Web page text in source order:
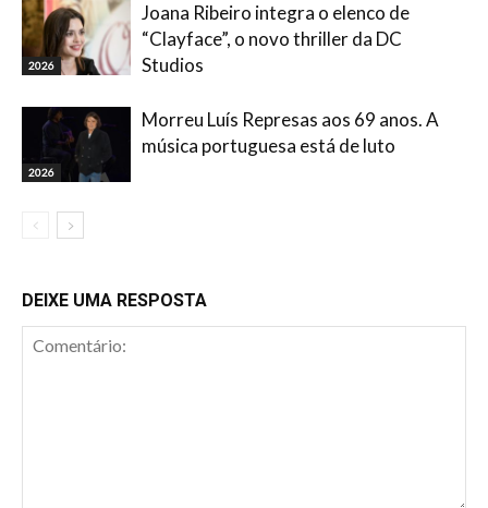
2026
Joana Ribeiro integra o elenco de
“Clayface”, o novo thriller da DC
Studios
2026
Morreu Luís Represas aos 69 anos. A
música portuguesa está de luto
DEIXE UMA RESPOSTA